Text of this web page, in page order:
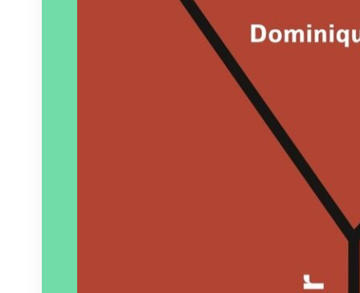
Éditions Y
15/04/2025